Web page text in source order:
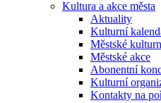
Kultura a akce města
Aktuality
Kulturní
Městské
Městské akce
Abonentní
Kulturní
Kontakty na